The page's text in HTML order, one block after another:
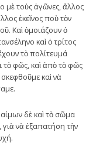
μὲ τοὺς ἀγῶνες, ἄλλος
ἐκεῖνος ποὺ τὸν
Καὶ ὁμοιάζουν ὁ
καὶ ὁ τρίτος
τὸ πολίτευμά
τὸ φῶς, καὶ ἀπὸ τὸ φῶς
καὶ νὰ
δὲ καὶ τὸ σῶμα
νὰ ἐξαπατήση τὴν